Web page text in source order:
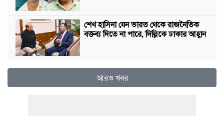
শেখ হাসিনা যেন ভারত থেকে রাজনৈতিক
বক্তব্য দিতে না পারে, দিল্লিকে ঢাকার আহ্বান
আরও খবর